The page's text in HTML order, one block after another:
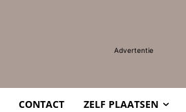
Advertentie
CONTACT ZELF PLAATSEN